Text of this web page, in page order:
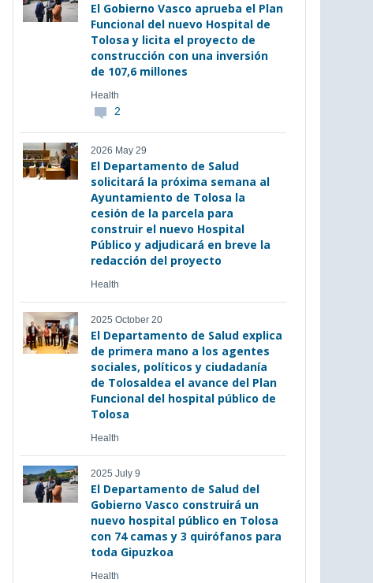
El Gobierno Vasco aprueba el Plan
Funcional del nuevo Hospital de
Tolosa y licita el proyecto de
construcción con una inversión
de 107,6 millones
Health
2
2026 May 29
El Departamento de Salud
solicitará la próxima semana al
Ayuntamiento de Tolosa la
cesión de la parcela para
construir el nuevo Hospital
Público y adjudicará en breve la
redacción del proyecto
Health
2025 October 20
El Departamento de Salud explica
de primera mano a los agentes
sociales, políticos y ciudadanía
de Tolosaldea el avance del Plan
Funcional del hospital público de
Tolosa
Health
2025 July 9
El Departamento de Salud del
Gobierno Vasco construirá un
nuevo hospital público en Tolosa
con 74 camas y 3 quirófanos para
toda Gipuzkoa
Health